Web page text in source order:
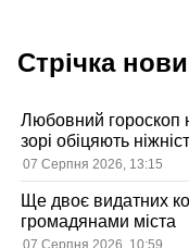
Стрічка
Любовний гороскоп
зорі обіцяють
07 Серпня 2026, 13:15
Ще двоє видатних
громадянами міста
07 Серпня 2026, 10:59